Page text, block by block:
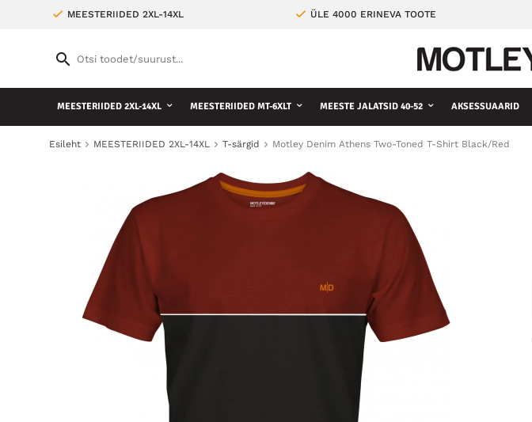
MEESTERIIDED 2XL-14XL ÜLE 4000 ERINEVA TOOTE
MEESTERIIDED 2XL-14XL MEESTERIIDED MT-6XLT MEESTE JALATSID 40-52 AKSESSUAARID
Esileht MEESTERIIDED 2XL-14XL T-särgid Motley Denim Athens Two-Toned T-Shirt Black/Red